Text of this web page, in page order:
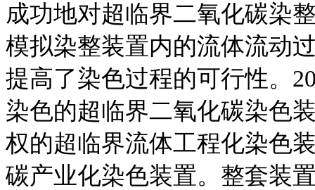
成功地对超临界二氧化碳染
模拟染整装置内的流体流动
提高了染色过程的可行性。
染色的超临界二氧化碳染色
权的超临界流体工程化染色
碳产业化染色装置。整套装